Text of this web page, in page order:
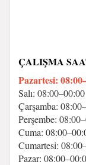
ÇALIŞMA
Pazartesi:
Salı: 08:00–00:00
Çarşamba:
Perşembe:
Cuma:
Cumartesi:
Pazar: